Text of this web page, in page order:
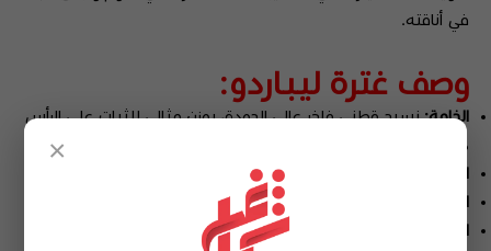
في أناقته.
وصف غترة ليباردو:
الخامة:نسيج قطني فاخر عالي الجودة، بوزن مثالي للثبات على الرأس
دون إثقال.
اللون:
أبيض ناصع بلمعة خفيفة، يضفي لمسة نظافة وأناقة.
النقشة:
سادة بدون أي تطريزات أو نقوش معقدة.
الحواف:
خياطة متقنة مع أطراف مشرّطة تضيف لمسة جمالية
×